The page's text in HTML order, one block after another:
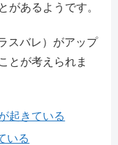
があるようです。
スバレ）がアップ
とが考えられま
起きている
いる